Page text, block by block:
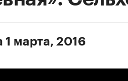
1 марта, 2016